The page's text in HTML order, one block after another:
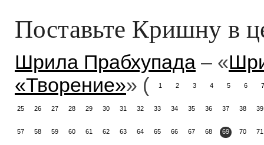
Поставьте Кришну в
Шрила Прабхупада – «
«Творение»» ( 1 2 3 4 5 6 7
25 26 27 28 29 30 31 32 33 34 35 36 37 38 39
57 58 59 60 61 62 63 64 65 66 67 68 69 70 71